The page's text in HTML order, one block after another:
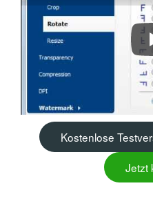
Kostenlose
Jetzt